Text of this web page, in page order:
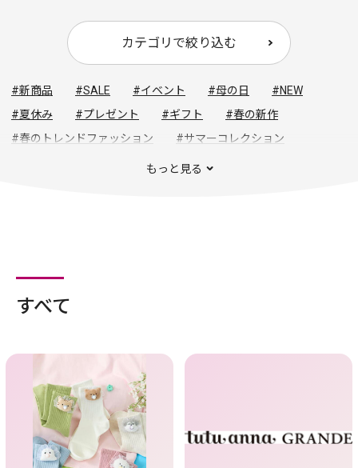
カテゴリで絞り込む
#新商品 #SALE #イベント #母の日
#NEW
#夏休み
#プレゼント #ギフト
#春の新作
#春のトレンドファッション
#サマーコレクション
#夏バーゲン
もっと見る
すべて